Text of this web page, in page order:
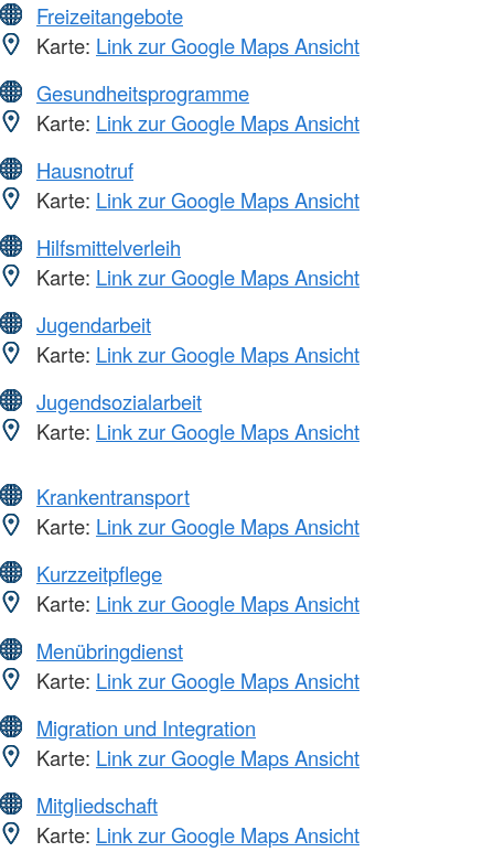
Freizeitangebote
Karte: Link zur Google Maps Ansicht
Gesundheitsprogramme
Karte: Link zur Google Maps Ansicht
Hausnotruf
Karte: Link zur Google Maps Ansicht
Hilfsmittelverleih
Karte: Link zur Google Maps Ansicht
Jugendarbeit
Karte: Link zur Google Maps Ansicht
Jugendsozialarbeit
Karte: Link zur Google Maps Ansicht
Krankentransport
Karte: Link zur Google Maps Ansicht
Kurzzeitpflege
Karte: Link zur Google Maps Ansicht
Menübringdienst
Karte: Link zur Google Maps Ansicht
Migration und Integration
Karte: Link zur Google Maps Ansicht
Mitgliedschaft
Karte: Link zur Google Maps Ansicht